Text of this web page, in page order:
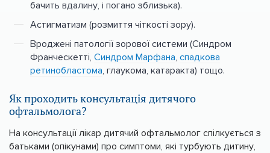
бачить вдалину, і погано зблизька).
Астигматизм (розмиття чіткості зору).
Вроджені патології зорової системи (Синдром
Франческетті, Синдром Марфана, спадкова
ретинобластома, глаукома, катаракта) тощо.
Як проходить консультація дитячого
офтальмолога?
На консультації лікар дитячий офтальмолог спілкується з
батьками (опікунами) про симптоми, які турбують дитину,